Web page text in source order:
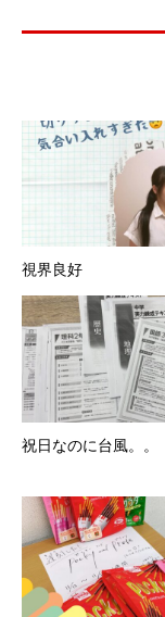
視界良好
祝日なのに台風。。